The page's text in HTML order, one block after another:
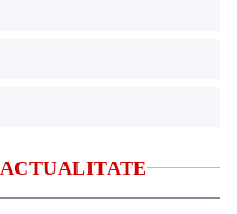
ACTUALITATE